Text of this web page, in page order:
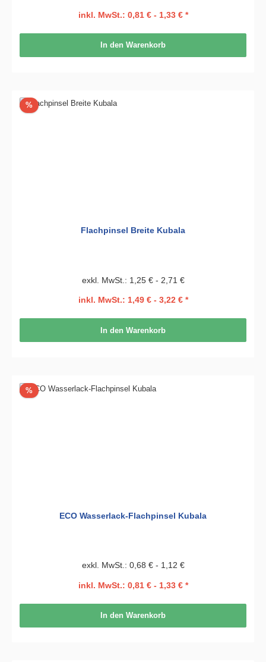
inkl. MwSt.: 0,81 € - 1,33 € *
In den Warenkorb
%Rabatt
Flachpinsel Breite Kubala
exkl. MwSt.: 1,25 € - 2,71 €
inkl. MwSt.: 1,49 € - 3,22 € *
In den Warenkorb
%Rabatt
ECO Wasserlack-Flachpinsel Kubala
exkl. MwSt.: 0,68 € - 1,12 €
inkl. MwSt.: 0,81 € - 1,33 € *
In den Warenkorb